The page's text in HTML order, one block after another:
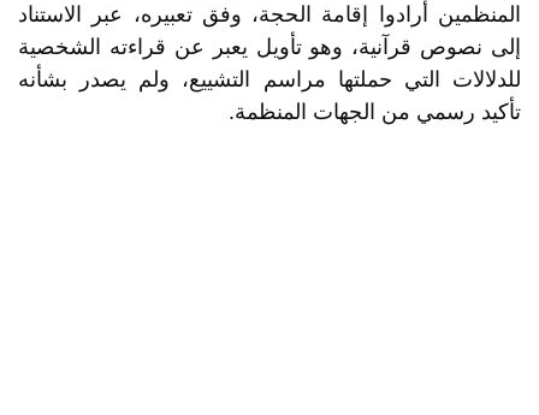
المنظمين أرادوا إقامة الحجة، وفق تعبيره، عبر الاستناد
إلى نصوص قرآنية، وهو تأويل يعبر عن قراءته الشخصية
للدلالات التي حملتها مراسم التشييع، ولم يصدر بشأنه
تأكيد رسمي من الجهات المنظمة.